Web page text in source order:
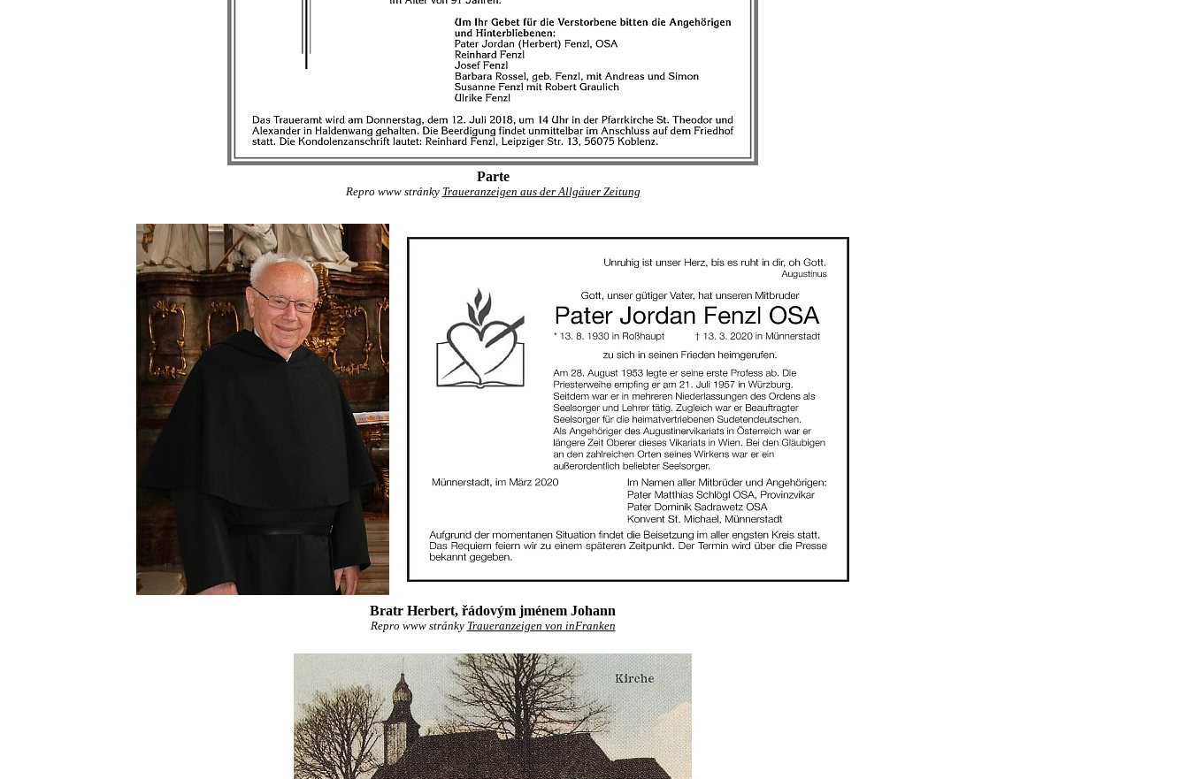
Parte
Repro www stránky Traueranzeigen aus der Allgäuer Zeitung
Bratr Herbert, řádovým jménem Johann
Repro www stránky Traueranzeigen von inFranken